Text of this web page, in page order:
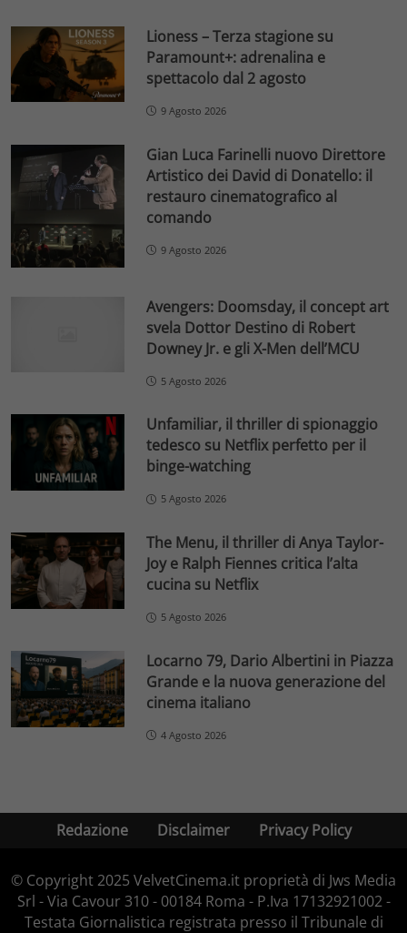
Lioness – Terza stagione su
Paramount+: adrenalina e
spettacolo dal 2 agosto
9 Agosto 2026
Gian Luca Farinelli nuovo Direttore
Artistico dei David di Donatello: il
restauro cinematografico al
comando
9 Agosto 2026
Avengers: Doomsday, il concept art
svela Dottor Destino di Robert
Downey Jr. e gli X-Men dell’MCU
5 Agosto 2026
Unfamiliar, il thriller di spionaggio
tedesco su Netflix perfetto per il
binge-watching
5 Agosto 2026
The Menu, il thriller di Anya Taylor-
Joy e Ralph Fiennes critica l’alta
cucina su Netflix
5 Agosto 2026
Locarno 79, Dario Albertini in Piazza
Grande e la nuova generazione del
cinema italiano
4 Agosto 2026
Redazione Disclaimer Privacy Policy
© Copyright 2025 VelvetCinema.it proprietà di Jws Media
Srl - Via Cavour 310 - 00184 Roma - P.Iva 17132921002 -
Testata Giornalistica registrata presso il Tribunale di